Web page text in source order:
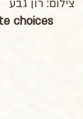
צילום: רון גבע
choices